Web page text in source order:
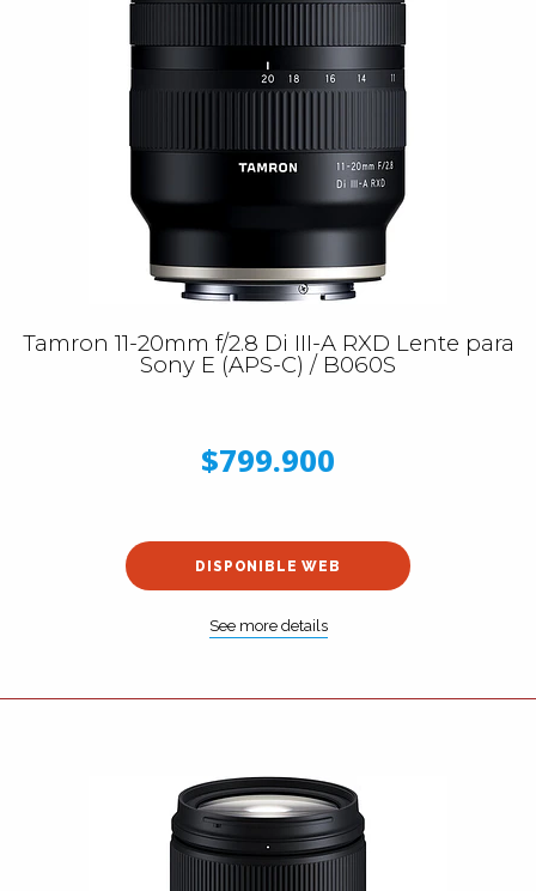
Tamron 11-20mm f/2.8 Di III-A RXD Lente para
Sony E (APS-C) / B060S
$799.900
DISPONIBLE WEB
See more details